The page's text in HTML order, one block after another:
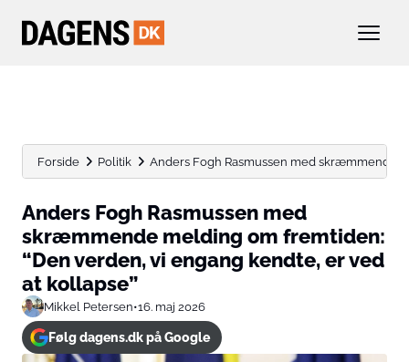
Forside Politik Anders Fogh Rasmussen med skræmmende
Anders Fogh Rasmussen med
skræmmende melding om fremtiden:
“Den verden, vi engang kendte, er ved
at kollapse”
Mikkel Petersen•16. maj 2026
Følg dagens.dk på Google